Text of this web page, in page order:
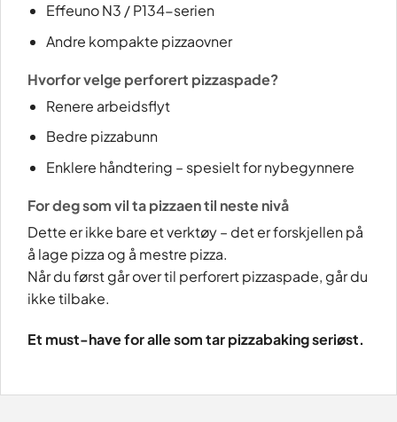
Effeuno N3 / P134-serien
Andre kompakte pizzaovner
Hvorfor velge perforert pizzaspade?
Renere arbeidsflyt
Bedre pizzabunn
Enklere håndtering – spesielt for nybegynnere
For deg som vil ta pizzaen til neste nivå
Dette er ikke bare et verktøy – det er forskjellen på
å lage pizza og å mestre pizza.
Når du først går over til perforert pizzaspade, går du
ikke tilbake.
Et must-have for alle som tar pizzabaking seriøst.